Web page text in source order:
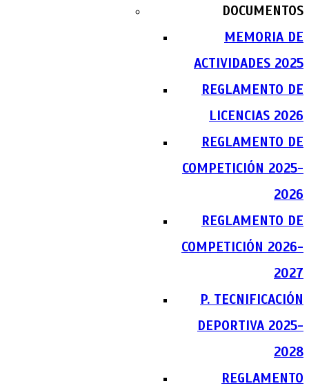
DOCUMENTOS
MEMORIA DE
ACTIVIDADES 2025
REGLAMENTO DE
LICENCIAS 2026
REGLAMENTO DE
COMPETICIÓN 2025-
2026
REGLAMENTO DE
COMPETICIÓN 2026-
2027
P. TECNIFICACIÓN
DEPORTIVA 2025-
2028
REGLAMENTO